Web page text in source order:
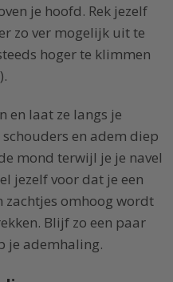
je hoofd. Rek jezelf
zo ver mogelijk uit te
hoger te klimmen
en laat ze langs je
en adem diep
mond terwijl je je navel
jezelf voor dat je een
zachtjes omhoog wordt
Blijf zo een paar
je ademhaling.